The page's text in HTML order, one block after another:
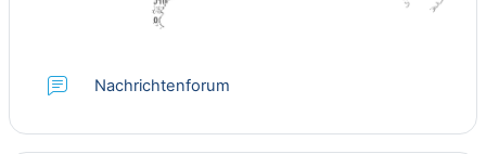
Nachrichtenforum